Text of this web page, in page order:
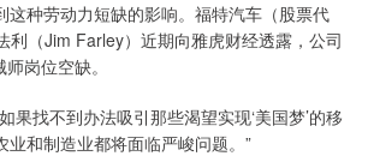
种劳动力短缺的影响。福特汽车（股票代
利（Jim Farley）近期向雅虎财经透露，公司
岗位空缺。
找不到办法吸引那些渴望实现‘美国梦’的移
业和制造业都将面临严峻问题。”